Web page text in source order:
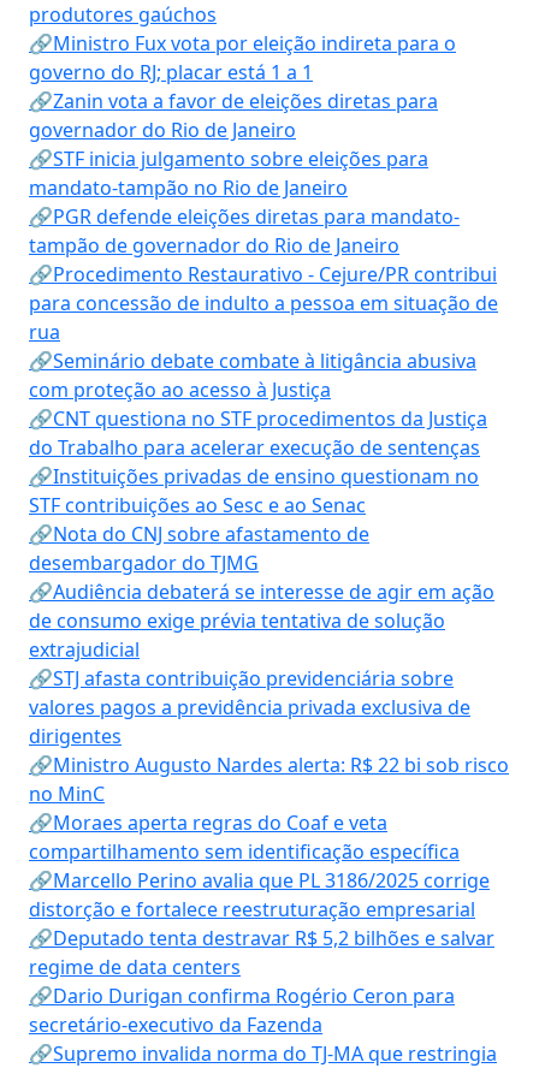
produtores gaúchos
🔗Ministro Fux vota por eleição indireta para o
governo do RJ; placar está 1 a 1
🔗Zanin vota a favor de eleições diretas para
governador do Rio de Janeiro
🔗STF inicia julgamento sobre eleições para
mandato-tampão no Rio de Janeiro
🔗PGR defende eleições diretas para mandato-
tampão de governador do Rio de Janeiro
🔗Procedimento Restaurativo - Cejure/PR contribui
para concessão de indulto a pessoa em situação de
rua
🔗Seminário debate combate à litigância abusiva
com proteção ao acesso à Justiça
🔗CNT questiona no STF procedimentos da Justiça
do Trabalho para acelerar execução de sentenças
🔗Instituições privadas de ensino questionam no
STF contribuições ao Sesc e ao Senac
🔗Nota do CNJ sobre afastamento de
desembargador do TJMG
🔗Audiência debaterá se interesse de agir em ação
de consumo exige prévia tentativa de solução
extrajudicial
🔗STJ afasta contribuição previdenciária sobre
valores pagos a previdência privada exclusiva de
dirigentes
🔗Ministro Augusto Nardes alerta: R$ 22 bi sob risco
no MinC
🔗Moraes aperta regras do Coaf e veta
compartilhamento sem identificação específica
🔗Marcello Perino avalia que PL 3186/2025 corrige
distorção e fortalece reestruturação empresarial
🔗Deputado tenta destravar R$ 5,2 bilhões e salvar
regime de data centers
🔗Dario Durigan confirma Rogério Ceron para
secretário-executivo da Fazenda
🔗Supremo invalida norma do TJ-MA que restringia